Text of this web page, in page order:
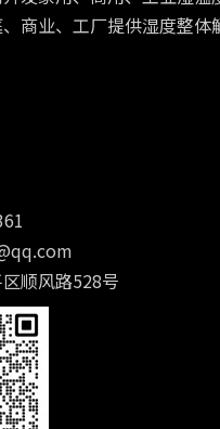
商业、工厂提供湿度整体
顺风路528号